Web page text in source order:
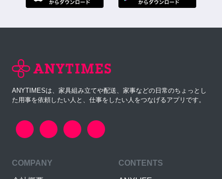
ANYTIMESは、家具組み立てや配送、家事などの日常のちょっとし
た用事を依頼したい人と、仕事をしたい人をつなげるアプリです。
COMPANY CONTENTS